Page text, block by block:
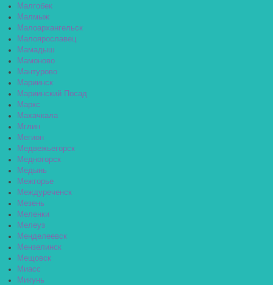
Малгобек
Малмыж
Малоархангельск
Малоярославец
Мамадыш
Мамоново
Мантурово
Мариинск
Мариинский Посад
Маркс
Махачкала
Мглин
Мегион
Медвежьегорск
Медногорск
Медынь
Межгорье
Междуреченск
Мезень
Меленки
Мелеуз
Менделеевск
Мензелинск
Мещовск
Миасс
Микунь